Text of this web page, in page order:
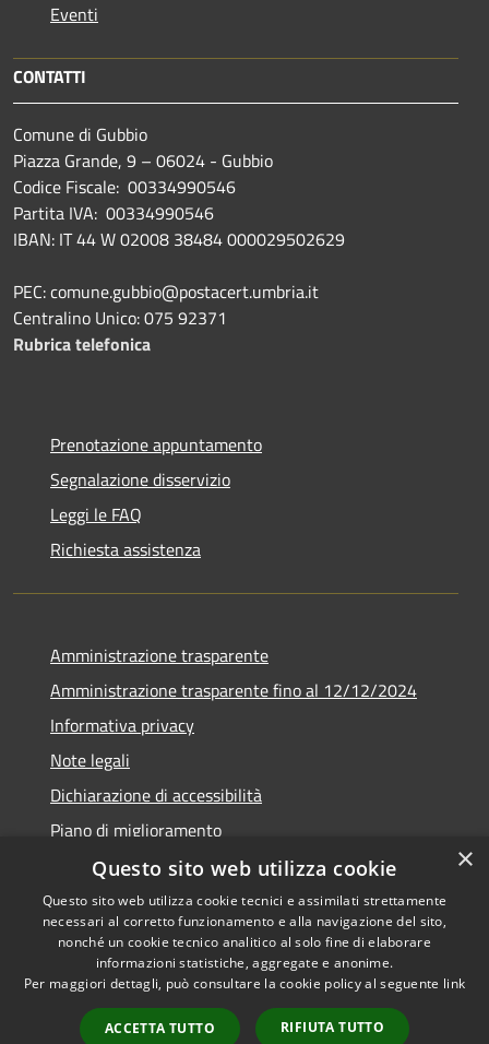
Eventi
CONTATTI
Comune di Gubbio
Piazza Grande, 9 – 06024 - Gubbio
Codice Fiscale: 00334990546
Partita IVA: 00334990546
IBAN: IT 44 W 02008 38484 000029502629
PEC: comune.gubbio@postacert.umbria.it
Centralino Unico: 075 92371
Rubrica telefonica
Prenotazione appuntamento
Segnalazione disservizio
Leggi le FAQ
Richiesta assistenza
Amministrazione trasparente
Amministrazione trasparente fino al 12/12/2024
Informativa privacy
Note legali
Dichiarazione di accessibilità
Piano di miglioramento
Accessibility
Privacy
Copyright © 2026 • Town of •
Powered byMunicipium
Admin access
×
Questo sito web utilizza cookie
Questo sito web utilizza cookie tecnici e assimilati strettamente
necessari al corretto funzionamento e alla navigazione del sito,
nonché un cookie tecnico analitico al solo fine di elaborare
informazioni statistiche, aggregate e anonime.
Per maggiori dettagli, può consultare la cookie policy al seguente link
ACCETTA TUTTO RIFIUTA TUTTO